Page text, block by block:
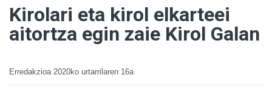
Kirolari eta kirol elkarteei
aitortza egin zaie Kirol Galan
Erredakzioa 2020ko urtarrilaren 16a